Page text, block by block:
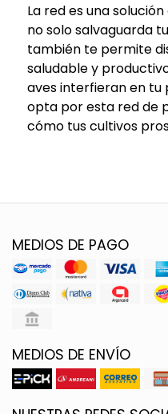
La red es una
no solo salvaguarda
también te permite
saludable y
aves interfieran en tu
opta por esta red de
cómo tus cultivos
MEDIOS DE PAGO
MEDIOS DE ENVÍO